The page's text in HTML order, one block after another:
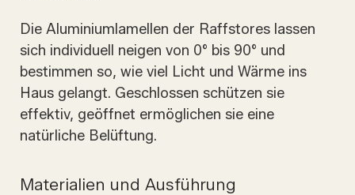
Die Aluminiumlamellen der Raffstores lassen
sich individuell neigen von 0° bis 90° und
bestimmen so, wie viel Licht und Wärme ins
Haus gelangt. Geschlossen schützen sie
effektiv, geöffnet ermöglichen sie eine
natürliche Belüftung.
Materialien und Ausführung